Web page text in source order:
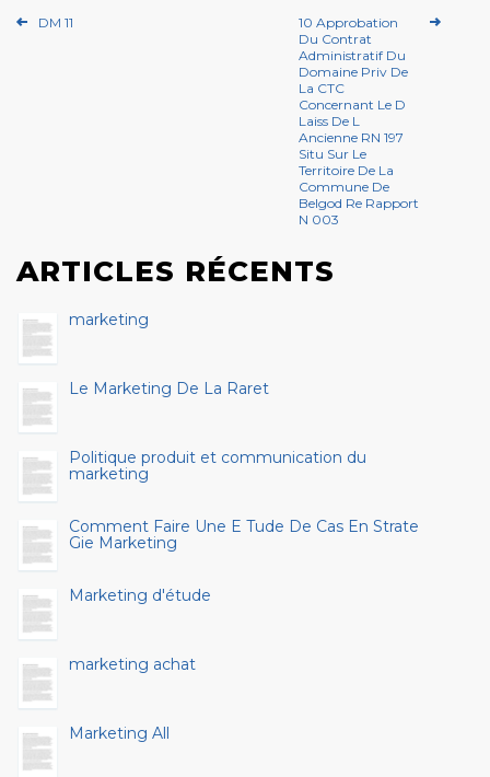
DM 11
10 Approbation
Du Contrat
Administratif Du
Domaine Priv De
La CTC
Concernant Le D
Laiss De L
Ancienne RN 197
Situ Sur Le
Territoire De La
Commune De
Belgod Re Rapport
N 003
ARTICLES RÉCENTS
marketing
Le Marketing De La Raret
Politique produit et communication du
marketing
Comment Faire Une E Tude De Cas En Strate
Gie Marketing
Marketing d'étude
marketing achat
Marketing All